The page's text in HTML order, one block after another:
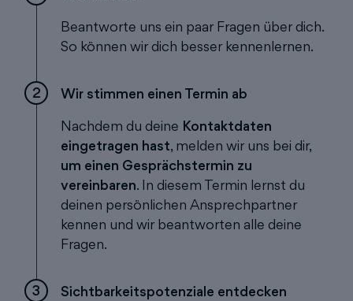
Beantworte uns ein paar Fragen über dich.
So können wir dich besser kennenlernen.
2
Wir stimmen einen Termin ab
Nachdem du deine Kontaktdaten
eingetragen hast, melden wir uns bei dir,
um einen Gesprächstermin zu
vereinbaren. In diesem Termin lernst du
deinen persönlichen Ansprechpartner
kennen und wir beantworten alle deine
Fragen.
3
Sichtbarkeitspotenziale entdecken